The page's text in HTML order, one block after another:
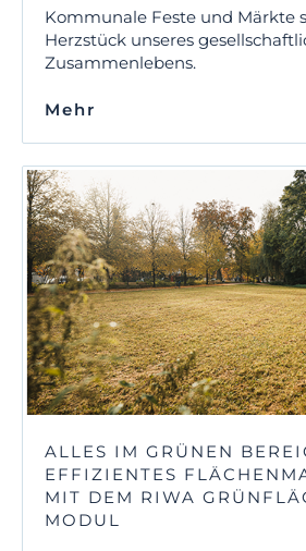
Kommunale Feste und Märkte
Herzstück unseres
Zusammenlebens.
Mehr
ALLES IM GRÜNEN
EFFIZIENTES
MIT DEM RIWA
MODUL